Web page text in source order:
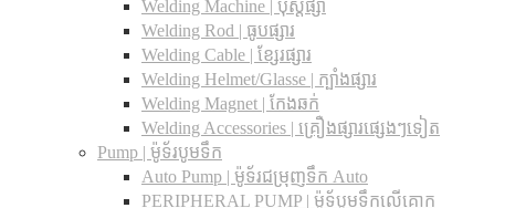
Welding Machine | ប៉ុស្តិ៍ផ្សា
Welding Rod | ធូបផ្សារ
Welding Cable | ខ្សែរផ្សារ
Welding Helmet/Glasse | ក្បាំងផ្សារ
Welding Magnet | កែងឆក់
Welding Accessories | គ្រឿងផ្សារផ្សេងៗទៀត
Pump | ម៉ូទ័របូមទឹក
Auto Pump | ម៉ូទ័រជម្រុញទឹក Auto
PERIPHERAL PUMP | ម៉ូទ័បូមទឹកលើគោក